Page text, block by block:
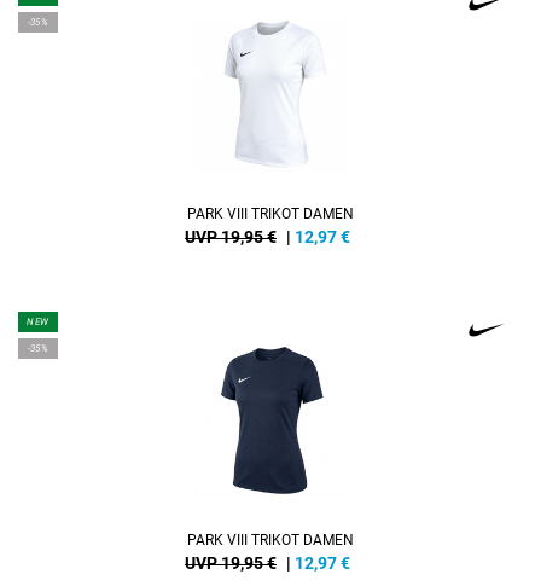
-35%
PARK VIII TRIKOT DAMEN
UVP 19,95 € | 12,97€
NEW
-35%
PARK VIII TRIKOT DAMEN
UVP 19,95 € | 12,97€